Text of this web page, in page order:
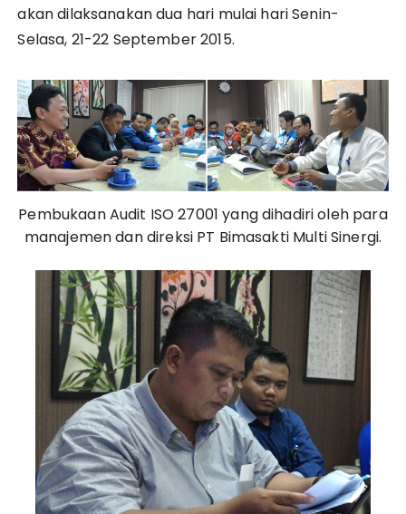
akan dilaksanakan dua hari mulai hari Senin-
Selasa, 21-22 September 2015.
Pembukaan Audit ISO 27001 yang dihadiri oleh para
manajemen dan direksi PT Bimasakti Multi Sinergi.